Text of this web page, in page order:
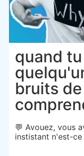
quand
bruits
💬 Avouez, vous
instistant n'est-ce